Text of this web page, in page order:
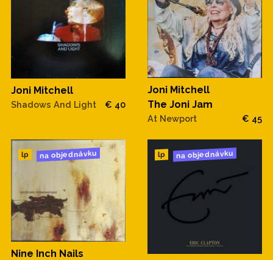
Joni Mitchell
Shadows And Light € 40
Joni Mitchell
The Joni Jam
At Newport € 45
lp na objednávku
Nine Inch Nails
lp na objednávku